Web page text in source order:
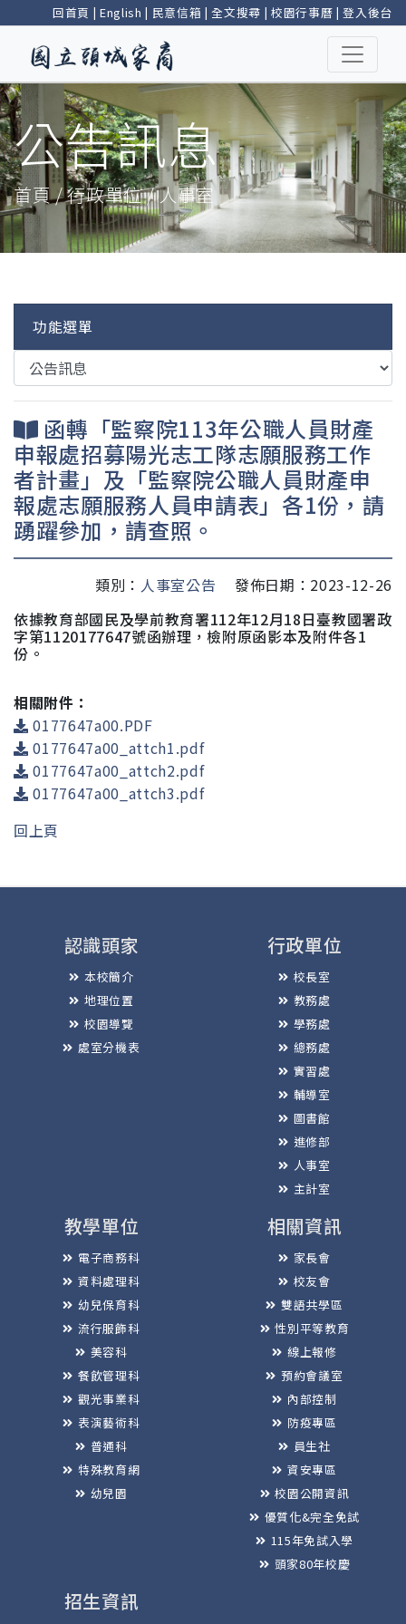
回首頁 | English | 民意信箱 |全文搜尋 | 校園行事曆 |登入後台
公告訊息
首頁 / 行政單位 / 人事室
功能選單
函轉「監察院113年公職人員財產
申報處招募陽光志工隊志願服務工作
者計畫」及「監察院公職人員財產申
報處志願服務人員申請表」各1份，請
踴躍參加，請查照。
類別： 人事室公告
發佈日期：2023-12-26
依據教育部國民及學前教育署112年12月18日臺教國署政
字第1120177647號函辦理，檢附原函影本及附件各1
份。
相關附件：
0177647a00.PDF
0177647a00_attch1.pdf
0177647a00_attch2.pdf
0177647a00_attch3.pdf
回上頁
認識頭家
本校簡介
地理位置
校園導覽
處室分機表
行政單位
校長室
教務處
學務處
總務處
實習處
輔導室
圖書館
進修部
人事室
主計室
教學單位
電子商務科
資料處理科
幼兒保育科
流行服飾科
美容科
餐飲管理科
觀光事業科
表演藝術科
普通科
特殊教育網
幼兒園
相關資訊
家長會
校友會
雙語共學區
性別平等教育
線上報修
預約會議室
內部控制
防疫專區
員生社
資安專區
校園公開資訊
優質化&完全免試
115年免試入學
頭家80年校慶
招生資訊